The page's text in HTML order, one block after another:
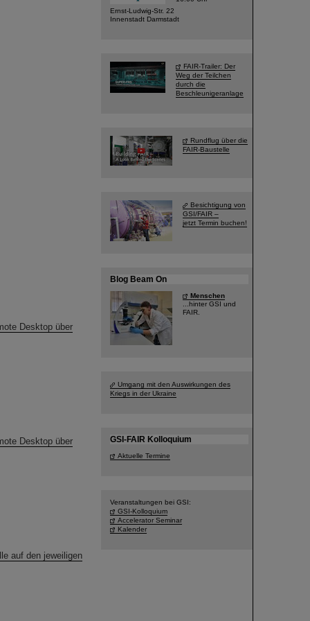
Desktop über
Desktop über
auf den jeweiligen
Ernst-Ludwig-Str. 22
Innenstadt Darmstadt
FAIR-Trailer: Der
Weg der Teilchen
durch die
Beschleunigeranlage
Rundflug über die
FAIR-Baustelle
Besichtigung von
GSI/FAIR –
jetzt Termin buchen!
Blog Beam On
Menschen
...hinter GSI und
FAIR.
Umgang mit den Auswirkungen des
Kriegs in der Ukraine
GSI-FAIR Kolloquium
Aktuelle Termine
Veranstaltungen bei GSI:
GSI-Kolloquium
Accelerator Seminar
Kalender